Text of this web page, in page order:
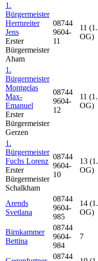
1.
Bürgermeister
Herrnreiter
Jens
Erster
Bürgermeister
Aham
08744
9604-
11
11 (1.
OG)
1.
Bürgermeister
Montgelas
Max-
Emanuel
Erster
Bürgermeister
Gerzen
08744
9604-
12
11 (1.
OG)
1.
Bürgermeister
Fuchs Lorenz
Erster
Bürgermeister
Schalkham
08744
9604-
10
13 (1.
OG)
Arends
Svetlana
08744
9604-
985
14 (1.
OG)
Birnkammer
Bettina
08744
9604-
984
7
08744